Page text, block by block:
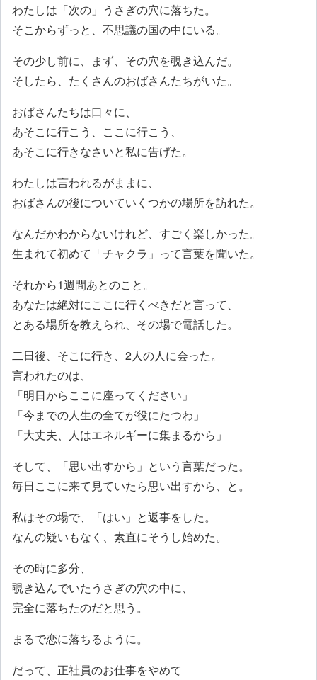
わたしは「次の」うさぎの穴に落ちた。
そこからずっと、不思議の国の中にいる。
その少し前に、まず、その穴を覗き込んだ。
そしたら、たくさんのおばさんたちがいた。
おばさんたちは口々に、
あそこに行こう、ここに行こう、
あそこに行きなさいと私に告げた。
わたしは言われるがままに、
おばさんの後についていくつかの場所を訪れた。
なんだかわからないけれど、すごく楽しかった。
生まれて初めて「チャクラ」って言葉を聞いた。
それから1週間あとのこと。
あなたは絶対にここに行くべきだと言って、
とある場所を教えられ、その場で電話した。
二日後、そこに行き、2人の人に会った。
言われたのは、
「明日からここに座ってください」
「今までの人生の全てが役にたつわ」
「大丈夫、人はエネルギーに集まるから」
そして、「思い出すから」という言葉だった。
毎日ここに来て見ていたら思い出すから、と。
私はその場で、「はい」と返事をした。
なんの疑いもなく、素直にそうし始めた。
その時に多分、
覗き込んでいたうさぎの穴の中に、
完全に落ちたのだと思う。
まるで恋に落ちるように。
だって、正社員のお仕事をやめて